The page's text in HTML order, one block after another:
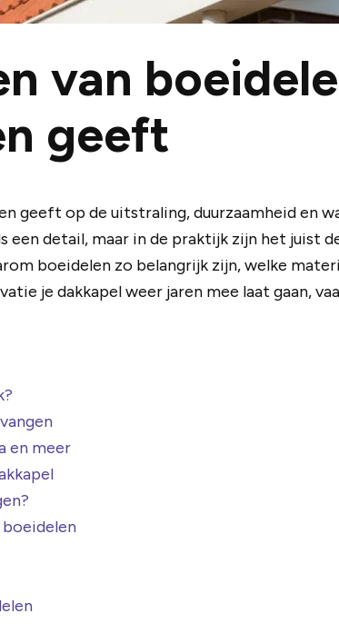
van
geeft
op de uitstraling, duurzaamheid en
een detail, maar in de praktijk zijn het juist
boeidelen zo belangrijk zijn, welke
je dakkapel weer jaren mee laat gaan,
en meer
boeidelen